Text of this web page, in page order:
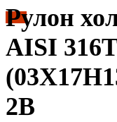
Рулон
AISI
2B